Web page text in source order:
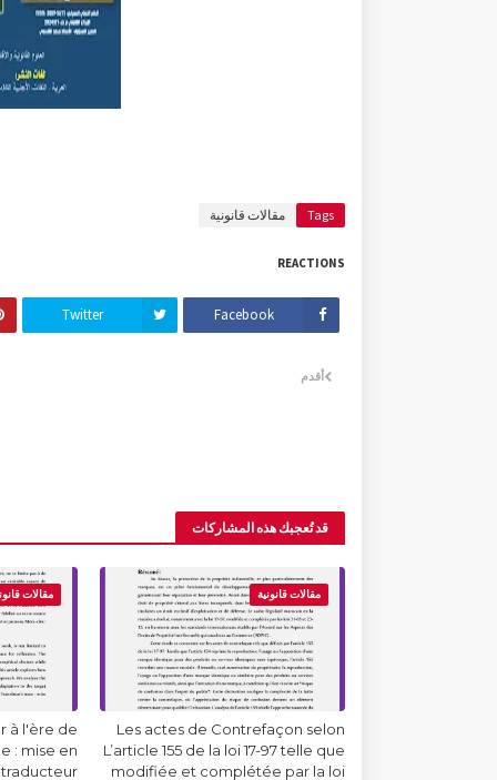
Tags مقالات قانونية
REACTIONS
Facebook
Twitter
أقدم
قد تُعجبك هذه المشاركات
مقالات قانونية
Les actes de Contrefaçon selon
L’article 155 de la loi 17-97 telle que
modifiée et complétée par la loi
مقالات
à l'ère de
: mise en